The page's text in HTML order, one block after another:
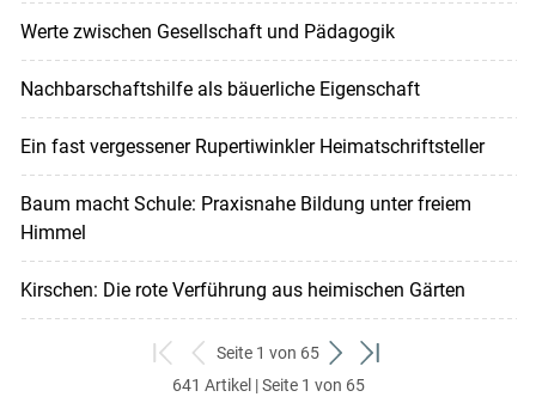
Werte zwischen Gesellschaft und Pädagogik
Nachbarschaftshilfe als bäuerliche Eigenschaft
Ein fast vergessener Rupertiwinkler Heimatschriftsteller
Baum macht Schule: Praxisnahe Bildung unter freiem
Himmel
Kirschen: Die rote Verführung aus heimischen Gärten
zum
ersten
zurück
zum
Seite 1 von 65
weiter
zum
zum
641 Artikel | Seite 1 von 65